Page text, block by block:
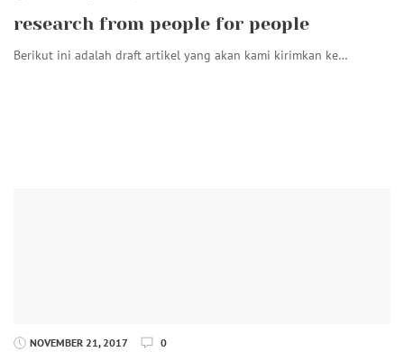
research from people for people
Berikut ini adalah draft artikel yang akan kami kirimkan ke…
NOVEMBER 21, 2017 0